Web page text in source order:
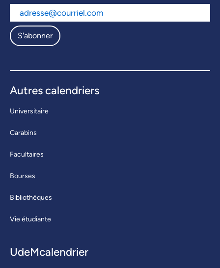
S'abonner
Autres calendriers
Universitaire
Carabins
Facultaires
Bourses
Bibliothèques
Vie étudiante
UdeMcalendrier